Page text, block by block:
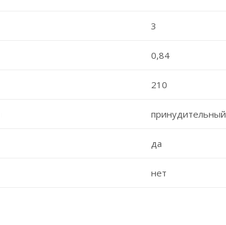
3
0,84
210
принудительный
да
нет